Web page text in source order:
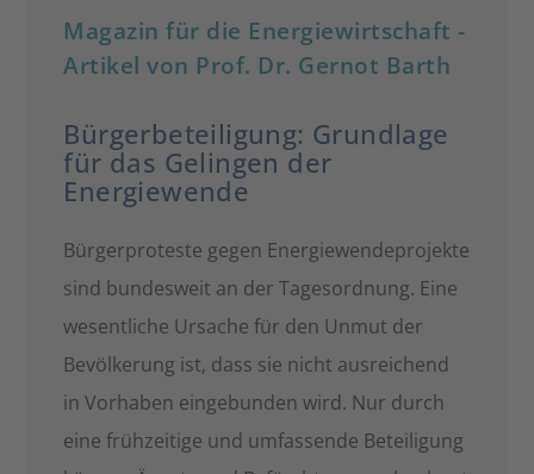
Magazin für die Energiewirtschaft -
Artikel von Prof. Dr. Gernot Barth
Bürgerbeteiligung: Grundlage
für das Gelingen der
Energiewende
Bürgerproteste gegen Energiewendeprojekte
sind bundesweit an der Tagesordnung. Eine
wesentliche Ursache für den Unmut der
Bevölkerung ist, dass sie nicht ausreichend
in Vorhaben eingebunden wird. Nur durch
eine frühzeitige und umfassende Beteiligung